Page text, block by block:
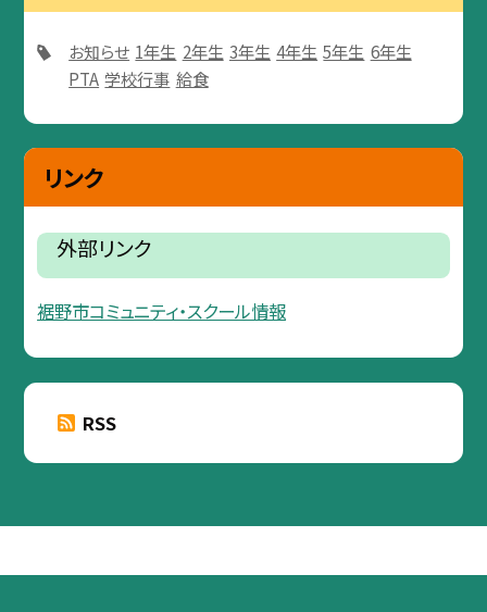
お知らせ 1年生 2年生 3年生 4年生 5年生 6年生
PTA 学校行事 給食
リンク
外部リンク
裾野市コミュニティ・スクール情報
RSS